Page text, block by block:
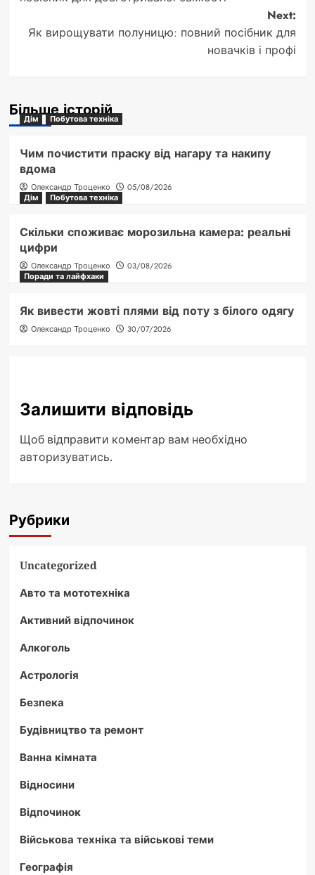
Next:
Як вирощувати полуницю: повний посібник для
новачків і профі
Більше історій
Дім Побутова техніка
Чим почистити праску від нагару та накипу
вдома
Олександр Троценко
05/08/2026
Дім
Побутова техніка
Скільки споживає морозильна камера: реальні
цифри
Олександр Троценко
03/08/2026
Поради та лайфхаки
Як вивести жовті плями від поту з білого одягу
Олександр Троценко 30/07/2026
Залишити відповідь
Щоб відправити коментар вам необхідно
авторизуватись.
Рубрики
Uncategorized
Авто та мототехніка
Активний відпочинок
Алкоголь
Астрологія
Безпека
Будівництво та ремонт
Ванна кімната
Відносини
Відпочинок
Військова техніка та військові теми
Географія